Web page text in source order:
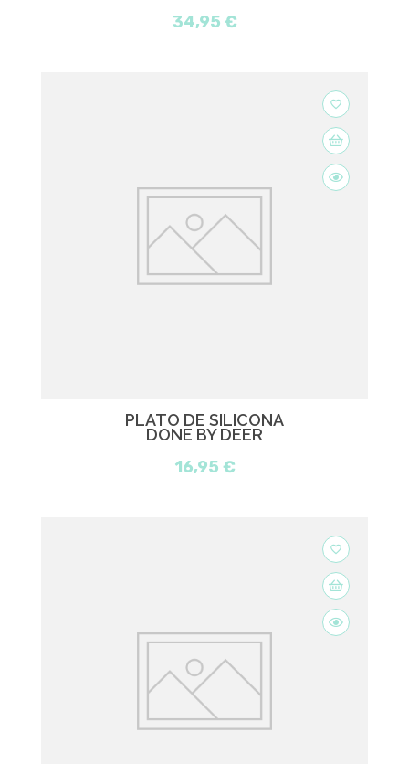
34,95 €
favorite_border
PLATO DE SILICONA
DONE BY DEER
16,95 €
favorite_border